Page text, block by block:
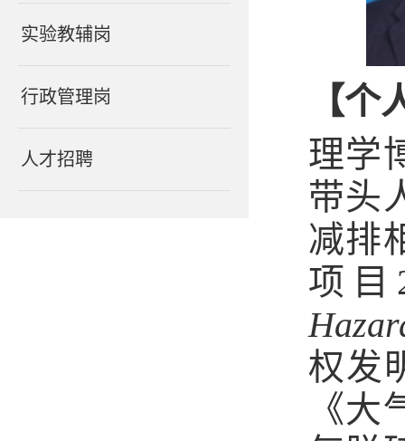
实验教辅岗
行政管理岗
人才招聘
【个
理学
带头
减排
项
权发
《